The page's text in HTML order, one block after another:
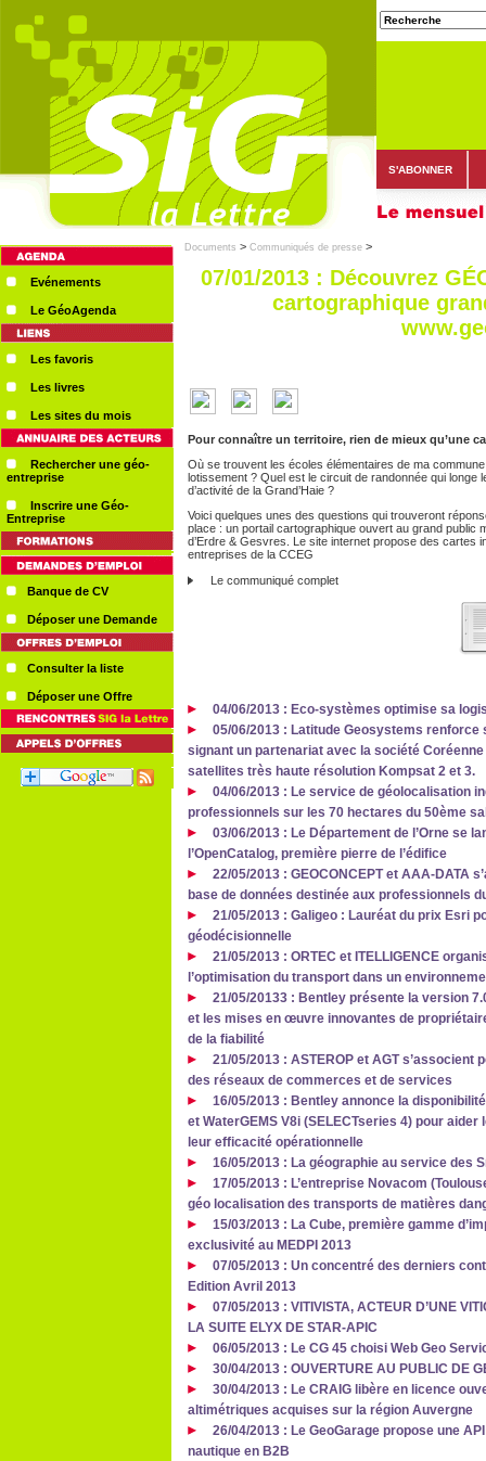
S'ABONNER
Evénements
Le GéoAgenda
Les favoris
Les livres
Les sites du mois
Rechercher une géo-
entreprise
Inscrire une Géo-
Entreprise
Banque de CV
Déposer une Demande
Consulter la liste
Déposer une Offre
Documents > Communiqués de presse >
07/01/2013 : Découvrez
cartographique
Pour connaître un territoire, rien de mieux qu’une
Où se trouvent les écoles élémentaires de ma
lotissement ? Quel est le circuit de randonnée qui
d’activité de la Grand’Haie ?
Voici quelques unes des questions qui trouveront
place : un portail cartographique ouvert au grand public
d’Erdre & Gesvres. Le site internet propose des cartes
entreprises de la CCEG
Le communiqué complet
04/06/2013 : Eco-systèmes optimise sa
05/06/2013 : Latitude Geosystems
signant un partenariat avec la société
satellites très haute résolution Kompsat 2 et 3.
04/06/2013 : Le service de géolocalisation
professionnels sur les 70 hectares du 50ème
03/06/2013 : Le Département de l’Orne se
l’OpenCatalog, première pierre de l’édifice
22/05/2013 : GEOCONCEPT et AAA-DATA
base de données destinée aux professionnels
21/05/2013 : Galigeo : Lauréat du prix Esri
géodécisionnelle
21/05/2013 : ORTEC et ITELLIGENCE
l’optimisation du transport dans un
21/05/20133 : Bentley présente la version
et les mises en œuvre innovantes de
de la fiabilité
21/05/2013 : ASTEROP et AGT
des réseaux de commerces et de services
16/05/2013 : Bentley annonce la
et WaterGEMS V8i (SELECTseries 4) pour
leur efficacité opérationnelle
16/05/2013 : La géographie au service des
17/05/2013 : L’entreprise Novacom
géo localisation des transports de matières
15/03/2013 : La Cube, première gamme
exclusivité au MEDPI 2013
07/05/2013 : Un concentré des derniers
Edition Avril 2013
07/05/2013 : VITIVISTA, ACTEUR D’UNE
LA SUITE ELYX DE STAR-APIC
06/05/2013 : Le CG 45 choisi Web Geo
30/04/2013 : OUVERTURE AU PUBLIC DE
30/04/2013 : Le CRAIG libère en licence
altimétriques acquises sur la région Auvergne
26/04/2013 : Le GeoGarage propose une
nautique en B2B